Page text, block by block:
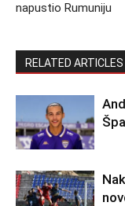
napustio Rumuniju
RELATED ARTICLES